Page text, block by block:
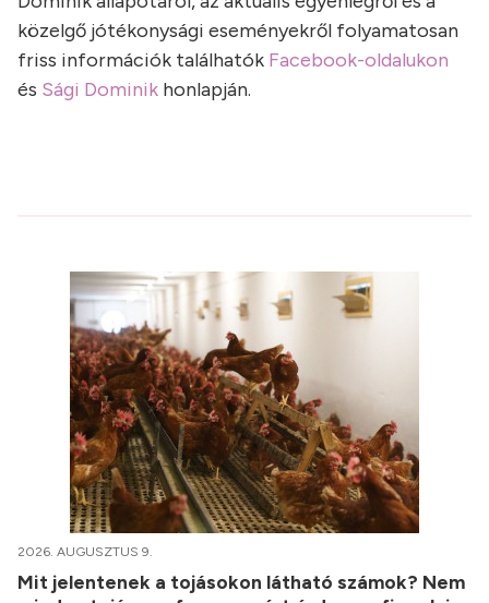
közelgő jótékonysági eseményekről folyamatosan
friss információk találhatók Facebook-oldalukon
és Sági Dominik honlapján.
2026. AUGUSZTUS 9.
Mit jelentenek a tojásokon látható számok? Nem